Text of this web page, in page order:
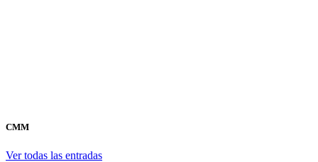
CMM
Ver todas las entradas